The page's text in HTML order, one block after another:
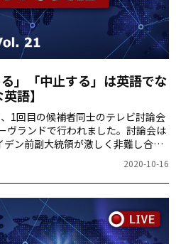
」「中止する」は英語でな
語】
1回目の候補者同士のテレビ討論会
ヴランドで行われました。討論会は
デン前副大統領が激しく非難し合
メリカ大統領選挙のテレビ討論会に
2020-10-16